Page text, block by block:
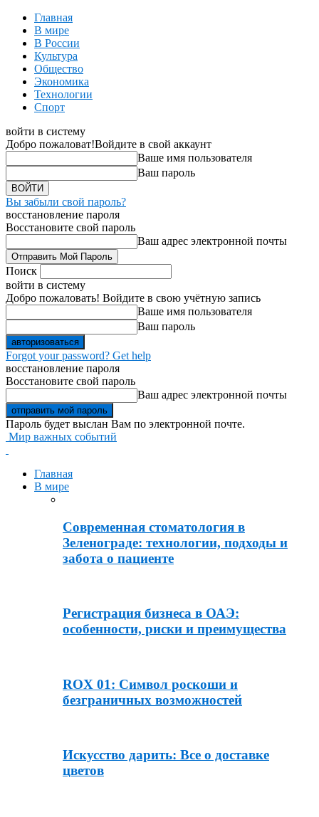
Главная
В мире
В России
Культура
Общество
Экономика
Технологии
Спорт
войти в систему
Добро пожаловат!Войдите в свой аккаунт
Ваше имя пользователя
Ваш пароль
Вы забыли свой пароль?
восстановление пароля
Восстановите свой пароль
Ваш адрес электронной почты
Поиск
войти в систему
Добро пожаловать! Войдите в свою учётную запись
Ваше имя пользователя
Ваш пароль
Forgot your password? Get help
восстановление пароля
Восстановите свой пароль
Ваш адрес электронной почты
Пароль будет выслан Вам по электронной почте.
Мир важных событий
Главная
В мире
Современная стоматология в
Зеленограде: технологии, подходы и
забота о пациенте
Регистрация бизнеса в ОАЭ:
особенности, риски и преимущества
ROX 01: Символ роскоши и
безграничных возможностей
Искусство дарить: Все о доставке
цветов